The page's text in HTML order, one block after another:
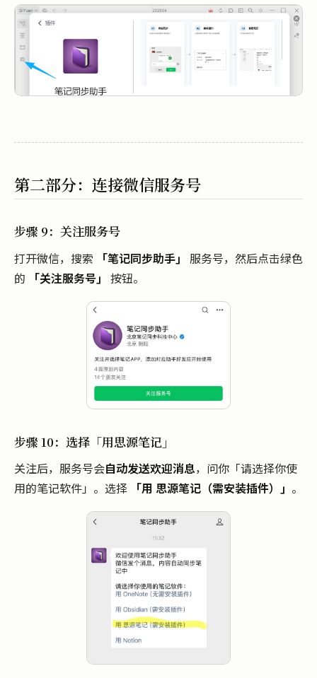
第二部分：连接微信服务号
步骤 9：关注服务号
打开微信，搜索 「笔记同步助手」 服务号，然后点击绿色
的
「关注服务号」 按钮。
步骤 10：选择「用思源笔记」
关注后，服务号会自动发送欢迎消息，问你「请选择你使
用的笔记软件」。选择 「用 思源笔记（需安装插件）」 。